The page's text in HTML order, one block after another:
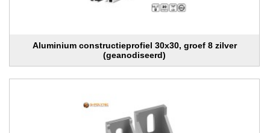
Aluminium constructieprofiel 30x30, groef 8 zilver
(geanodiseerd)